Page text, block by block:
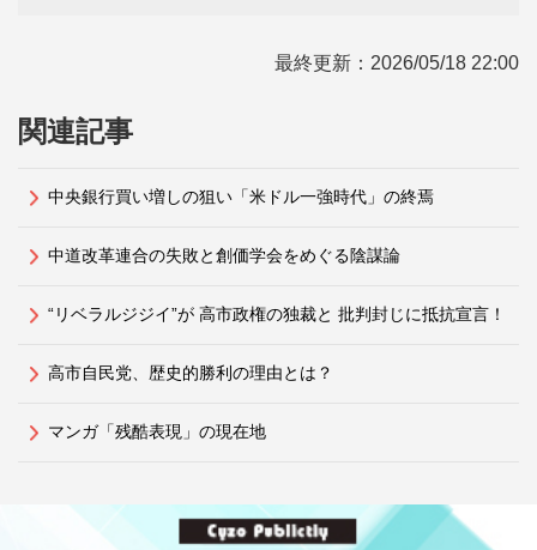
最終更新： 2026/05/18 22:00
関連記事
中央銀行買い増しの狙い「米ドル一強時代」の終焉
中道改革連合の失敗と創価学会をめぐる陰謀論
“リベラルジジイ”が 高市政権の独裁と 批判封じに抵抗宣言！
高市自民党、歴史的勝利の理由とは？
マンガ「残酷表現」の現在地